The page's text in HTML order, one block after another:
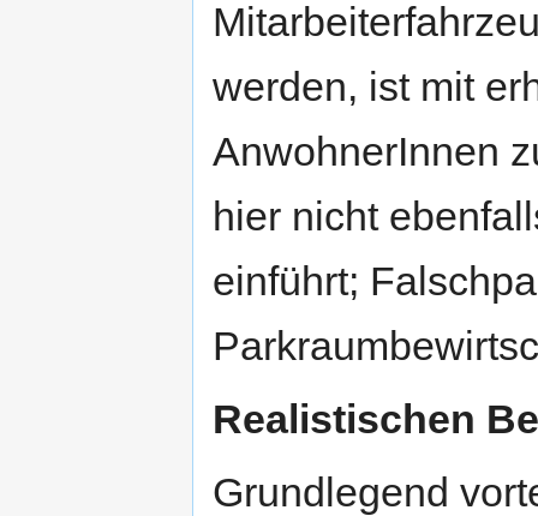
werden, ist mit
AnwohnerInnen
hier nicht
einführt;
Realistischen
Grundlegend